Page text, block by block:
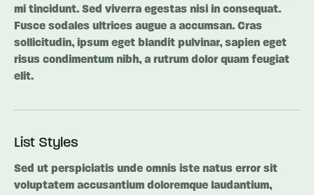
mi tincidunt. Sed viverra egestas nisi in consequat.
Fusce sodales ultrices augue a accumsan. Cras
sollicitudin, ipsum eget blandit pulvinar, sapien eget
risus condimentum nibh, a rutrum dolor quam feugiat
elit.
List Styles
Sed ut perspiciatis unde omnis iste natus error sit
voluptatem accusantium doloremque laudantium,